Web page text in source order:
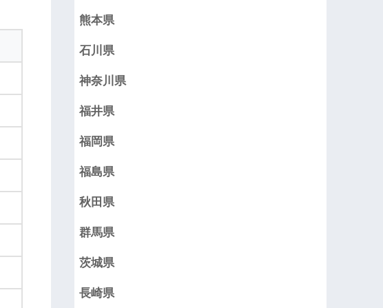
熊本県
石川県
神奈川県
福井県
福岡県
福島県
秋田県
群馬県
茨城県
長崎県